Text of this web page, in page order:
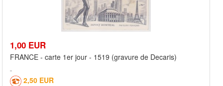
1,00 EUR
FRANCE - carte 1er jour - 1519 (gravure de Decaris)
2,50 EUR